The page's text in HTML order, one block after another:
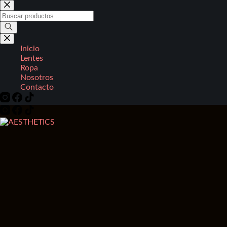
Saltar
al
contenido
Búsqueda
de
productos
Inicio
Lentes
Ropa
Nosotros
Contacto